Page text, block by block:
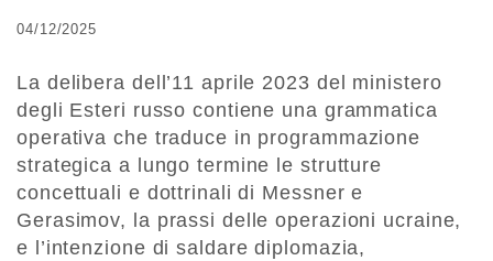
04/12/2025
La delibera dell’11 aprile 2023 del ministero
degli Esteri russo contiene una grammatica
operativa che traduce in programmazione
strategica a lungo termine le strutture
concettuali e dottrinali di Messner e
Gerasimov, la prassi delle operazioni ucraine,
e l’intenzione di saldare diplomazia,